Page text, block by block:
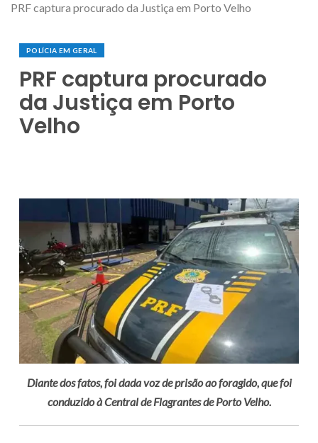
PRF captura procurado da Justiça em Porto Velho
POLÍCIA EM GERAL
PRF captura procurado
da Justiça em Porto
Velho
Diante dos fatos, foi dada voz de prisão ao foragido, que foi
conduzido à Central de Flagrantes de Porto Velho.